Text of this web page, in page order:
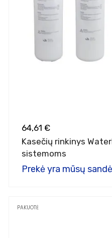
64,61 €
Kasečių rinkinys
sistemoms
Prekė yra mūsų
PAKUOTĖ